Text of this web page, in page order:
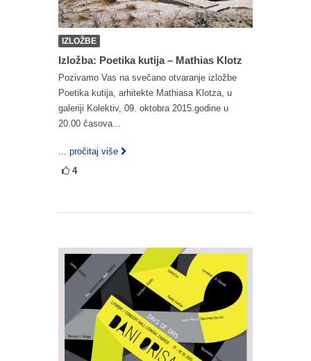
IZLOŽBE
Izložba: Poetika kutija – Mathias Klotz
Pozivamo Vas na svečano otvaranje izložbe
Poetika kutija, arhitekte Mathiasa Klotza, u
galeriji Kolektiv, 09. oktobra 2015.godine u
20.00 časova...
... pročitaj više
4